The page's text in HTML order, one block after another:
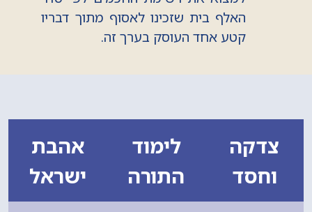
האלף בית שזכינו לאסוף מתוך דבריו
קטע אחד העוסק בערך זה.
צדקה
וחסד
לימוד
התורה
אהבת
ישראל